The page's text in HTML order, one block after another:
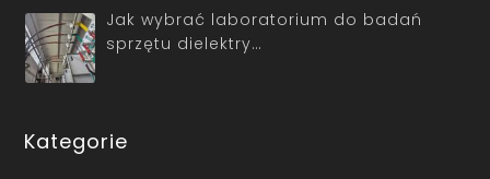
Jak wybrać laboratorium do badań
sprzętu dielektry…
Kategorie